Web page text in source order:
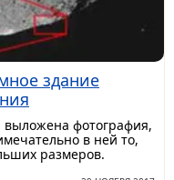
здание
фотография,
в ней то,
размеров.